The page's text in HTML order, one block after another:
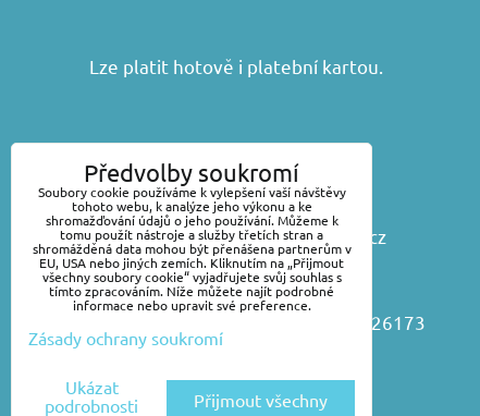
Lze platit hotově i platební kartou.
František Iša - DIRAKO
Náchodská 368, 54101 Trutnov
www.vsepropraci.cz,www.dirako.cz
E-mail:obchod@vsepropraci.cz
Telefon: +420 499 817619, 499 826173
Předvolby soukromí
Soubory cookie používáme k vylepšení vaší návštěvy
tohoto webu, k analýze jeho výkonu a ke
shromažďování údajů o jeho používání. Můžeme k
tomu použít nástroje a služby třetích stran a
shromážděná data mohou být přenášena partnerům v
EU, USA nebo jiných zemích. Kliknutím na „Přijmout
všechny soubory cookie“ vyjadřujete svůj souhlas s
tímto zpracováním. Níže můžete najít podrobné
informace nebo upravit své preference.
Zásady ochrany soukromí
Ukázat
podrobnosti
Přijmout všechny